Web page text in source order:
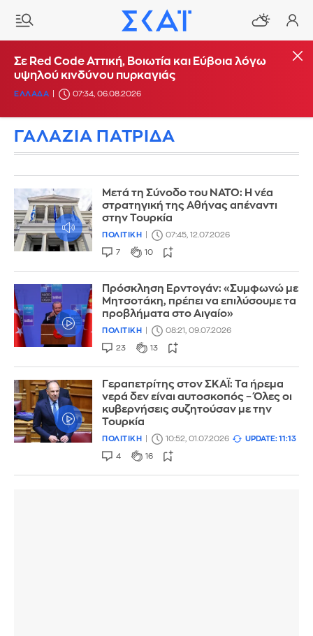
Σε Red Code Αττική, Βοιωτία και Εύβοια λόγω
υψηλού κινδύνου πυρκαγιάς
ΕΛΛΑΔΑ 07:34, 06.08.2026
ΓΑΛΑΖΙΑ ΠΑΤΡΙΔΑ
Μετά τη Σύνοδο του ΝΑΤΟ: Η νέα
στρατηγική της Αθήνας απέναντι
στην Τουρκία
ΠΟΛΙΤΙΚΗ 07:45, 12.07.2026
7 10
Πρόσκληση Ερντογάν: «Συμφωνώ με
Μητσοτάκη, πρέπει να επιλύσουμε τα
προβλήματα στο Αιγαίο»
ΠΟΛΙΤΙΚΗ 08:21, 09.07.2026
23 13
Γεραπετρίτης στον ΣΚΑΪ: Τα ήρεμα
νερά δεν είναι αυτοσκοπός – Όλες οι
κυβερνήσεις συζητούσαν με την
Τουρκία
ΠΟΛΙΤΙΚΗ 10:52, 01.07.2026 UPDATE: 11:13
4 16